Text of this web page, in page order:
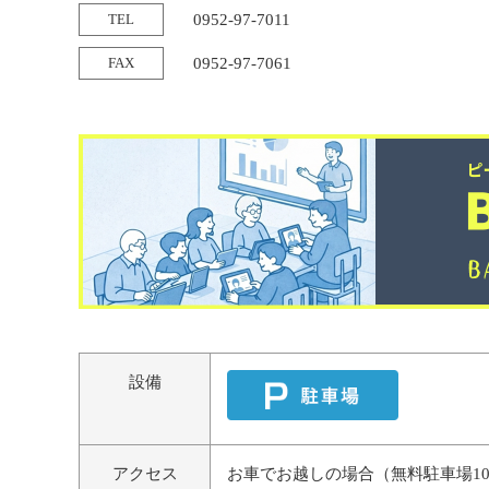
TEL 0952-97-7011
FAX 0952-97-7061
設備
アクセス お車でお越しの場合（無料駐車場